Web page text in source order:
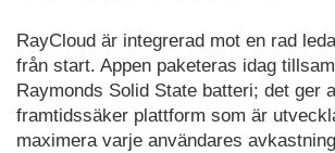
RayCloud är integrerad mot en rad
från start. Appen paketeras idag
Raymonds Solid State batteri; det ger
framtidssäker plattform som är
maximera varje användares